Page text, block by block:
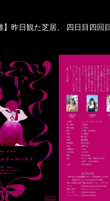
】昨日観た芝居、 四日目四